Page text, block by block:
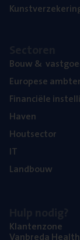
Bouw&
Euro­pe­se
Finan­ci­ë­le
Haven
Hout­sec­tor
IT
Land­bouw
Klan­ten­zo­ne
Van­b­re­da Health